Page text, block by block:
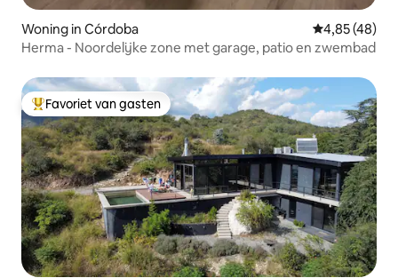
Woning in Córdoba Gemiddelde
4,85 (48)
Herma - Noordelijke zone met garage, patio en zwembad
Topfavoriet van gasten
Favoriet van gasten